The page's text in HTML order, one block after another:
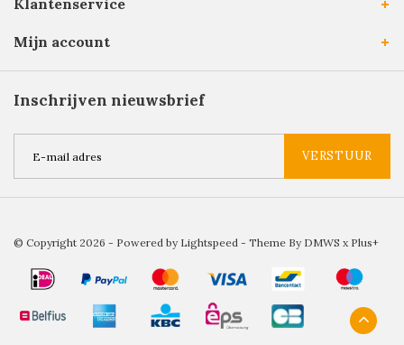
Klantenservice
Mijn account
Inschrijven nieuwsbrief
VERSTUUR
© Copyright 2026 - Powered by Lightspeed - Theme By DMWS x Plus+